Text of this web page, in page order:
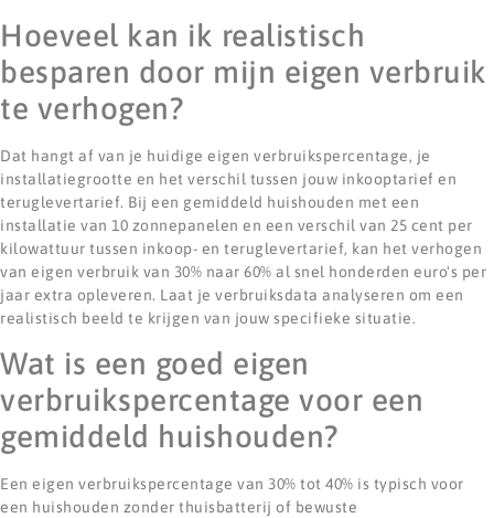
Hoeveel kan ik realistisch
besparen door mijn eigen verbruik
te verhogen?
Dat hangt af van je huidige eigen verbruikspercentage, je
installatiegrootte en het verschil tussen jouw inkooptarief en
teruglevertarief. Bij een gemiddeld huishouden met een
installatie van 10 zonnepanelen en een verschil van 25 cent per
kilowattuur tussen inkoop- en teruglevertarief, kan het verhogen
van eigen verbruik van 30% naar 60% al snel honderden euro's per
jaar extra opleveren. Laat je verbruiksdata analyseren om een
realistisch beeld te krijgen van jouw specifieke situatie.
Wat is een goed eigen
verbruikspercentage voor een
gemiddeld huishouden?
Een eigen verbruikspercentage van 30% tot 40% is typisch voor
een huishouden zonder thuisbatterij of bewuste